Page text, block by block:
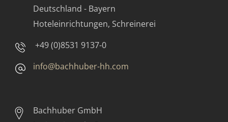
Deutschland - Bayern
Hoteleinrichtungen, Schreinerei
+49 (0)8531 9137-0
info@bachhuber-hh.com
Bachhuber GmbH